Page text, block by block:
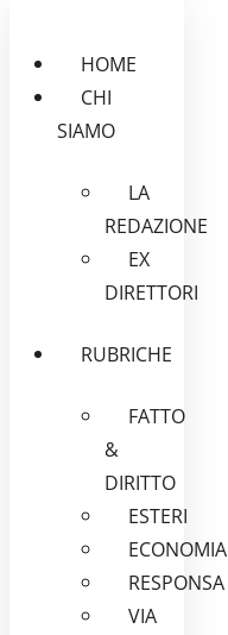
HOME
CHI
SIAMO
LA
REDAZIONE
EX
DIRETTORI
RUBRICHE
FATTO
&
DIRITTO
ESTERI
ECONOMIA
RESPONSA
VIA